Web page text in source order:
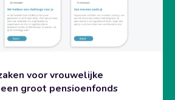
voor vrouwelijke
groot pensioenfonds